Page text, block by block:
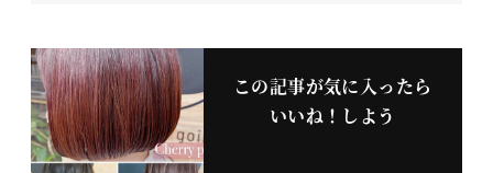
この記事が気に入ったら
いいね！しよう